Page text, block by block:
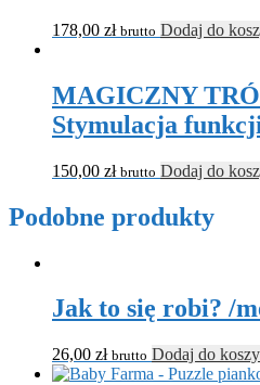
178,00 zł brutto Dodaj do
MAGICZNY
Stymulacja
150,00 zł brutto Dodaj do
Podobne produkty
Jak to się robi? /
26,00 zł brutto Dodaj do